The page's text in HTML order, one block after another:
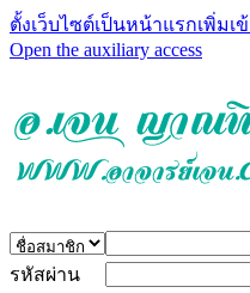
ตั้งเว็บไซต์เป็นหน้าแรกเพิ่มเ
Open the auxiliary access
รหัสผ่าน